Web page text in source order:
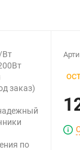
Вт
заказ)
по